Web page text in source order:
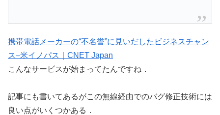
携帯電話メーカーの“不名誉”に見いだしたビジネスチャン
ス–米イノパス｜CNET Japan
こんなサービスが始まってたんですね．
記事にも書いてあるがこの無線経由でのバグ修正技術には
良い点がいくつかある．